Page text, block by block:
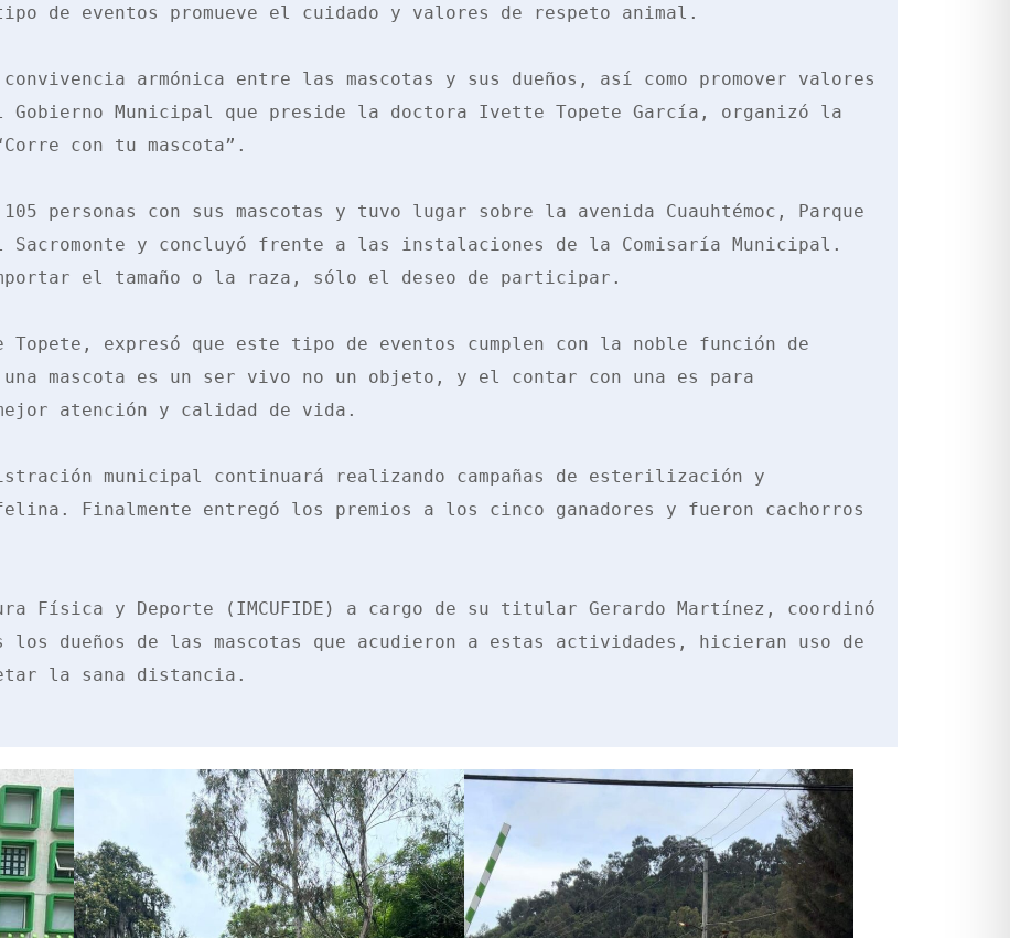
de eventos promueve el cuidado y valores de respeto animal.
armónica entre las mascotas y sus dueños, así como promover valores
Gobierno Municipal que preside la doctora Ivette Topete García, organizó la
con tu mascota”.
personas con sus mascotas y tuvo lugar sobre la avenida Cuauhtémoc, Parque
Sacromonte y concluyó frente a las instalaciones de la Comisaría Municipal.
el tamaño o la raza, sólo el deseo de participar.
expresó que este tipo de eventos cumplen con la noble función de
mascota es un ser vivo no un objeto, y el contar con una es para
atención y calidad de vida.
municipal continuará realizando campañas de esterilización y
Finalmente entregó los premios a los cinco ganadores y fueron cachorros
Física y Deporte (IMCUFIDE) a cargo de su titular Gerardo Martínez, coordinó
dueños de las mascotas que acudieron a estas actividades, hicieran uso de
la sana distancia.